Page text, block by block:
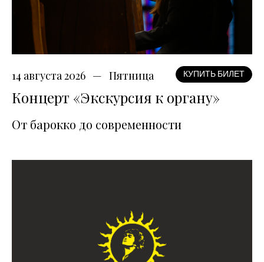
14 августа 2026 Пятница КУПИТЬ БИЛЕТ
Концерт «Экскурсия к органу»
От барокко до современности